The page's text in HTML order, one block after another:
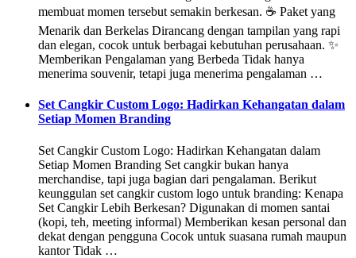
membuat momen tersebut semakin berkesan. ☕ Paket yang
Menarik dan Berkelas Dirancang dengan tampilan yang rapi
dan elegan, cocok untuk berbagai kebutuhan perusahaan. ✨
Memberikan Pengalaman yang Berbeda Tidak hanya
menerima souvenir, tetapi juga menerima pengalaman …
Set Cangkir Custom Logo: Hadirkan Kehangatan dalam
Setiap Momen Branding
Set Cangkir Custom Logo: Hadirkan Kehangatan dalam
Setiap Momen Branding Set cangkir bukan hanya
merchandise, tapi juga bagian dari pengalaman. Berikut
keunggulan set cangkir custom logo untuk branding: Kenapa
Set Cangkir Lebih Berkesan? Digunakan di momen santai
(kopi, teh, meeting informal) Memberikan kesan personal dan
dekat dengan pengguna Cocok untuk suasana rumah maupun
kantor Tidak …